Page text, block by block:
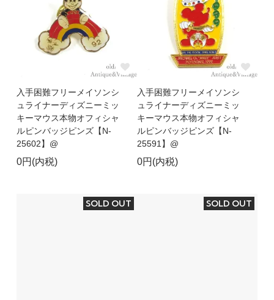
入手困難フリーメイソンシ
ュライナーディズニーミッ
キーマウス本物オフィシャ
ルピンバッジピンズ【N-
25602】@
0円(内税)
入手困難フリーメイソンシ
ュライナーディズニーミッ
キーマウス本物オフィシャ
ルピンバッジピンズ【N-
25591】@
0円(内税)
SOLD OUT SOLD OUT